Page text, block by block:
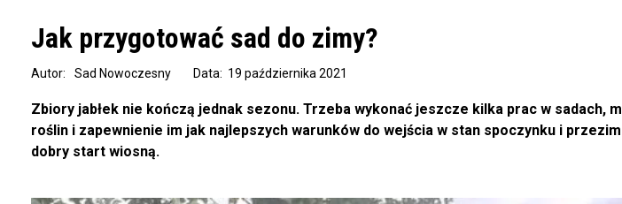
Jak przygotować sad do zimy?
Data: 19 października 2021
Autor: Sad Nowoczesny
Zbiory jabłek nie kończą jednak sezonu. Trzeba wykonać jeszcze kilka prac w sadach,
roślin i zapewnienie im jak najlepszych warunków do wejścia w stan spoczynku i
dobry start wiosną.